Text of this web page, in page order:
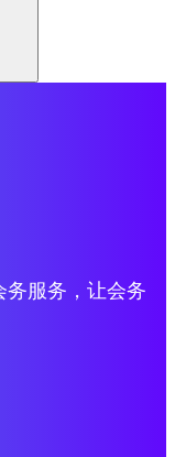
务服务，让会务